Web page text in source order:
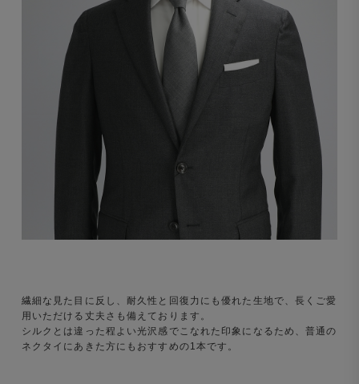
繊細な見た目に反し、耐久性と回復力にも優れた生地で、長くご愛
用いただける丈夫さも備えております。
シルクとは違った程よい光沢感でこなれた印象になるため、普通の
ネクタイにあきた方にもおすすめの1本です。